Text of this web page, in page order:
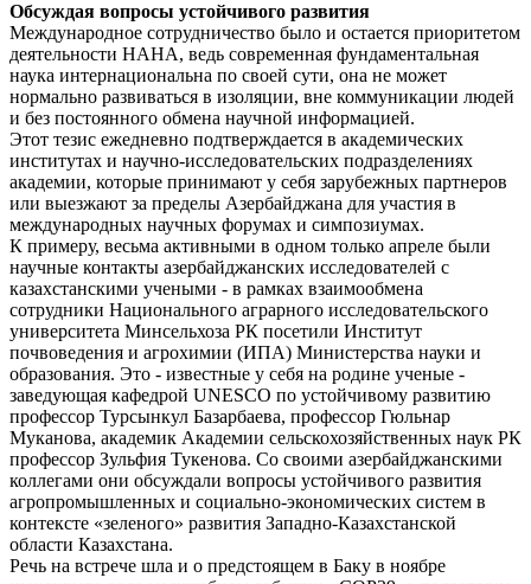
Обсуждая вопросы устойчивого развития
Международное сотрудничество было и остается приоритетом
деятельности НАНА, ведь современная фундаментальная
наука интернациональна по своей сути, она не может
нормально развиваться в изоляции, вне коммуникации людей
и без постоянного обмена научной информацией.
Этот тезис ежедневно подтверждается в академических
институтах и научно-исследовательских подразделениях
академии, которые принимают у себя зарубежных партнеров
или выезжают за пределы Азербайджана для участия в
международных научных форумах и симпозиумах.
К примеру, весьма активными в одном только апреле были
научные контакты азербайджанских исследователей с
казахстанскими учеными - в рамках взаимообмена
сотрудники Национального аграрного исследовательского
университета Минсельхоза РК посетили Институт
почвоведения и агрохимии (ИПА) Министерства науки и
образования. Это - известные у себя на родине ученые -
заведующая кафедрой UNESCO по устойчивому развитию
профессор Турсынкул Базарбаева, профессор Гюльнар
Муканова, академик Академии сельскохозяйственных наук РК
профессор Зульфия Тукенова. Со своими азербайджанскими
коллегами они обсуждали вопросы устойчивого развития
агропромышленных и социально-­экономических систем в
контексте «зеленого» развития Западно-Казахстанской
области Казахстана.
Речь на встрече шла и о предстоящем в Баку в ноябре